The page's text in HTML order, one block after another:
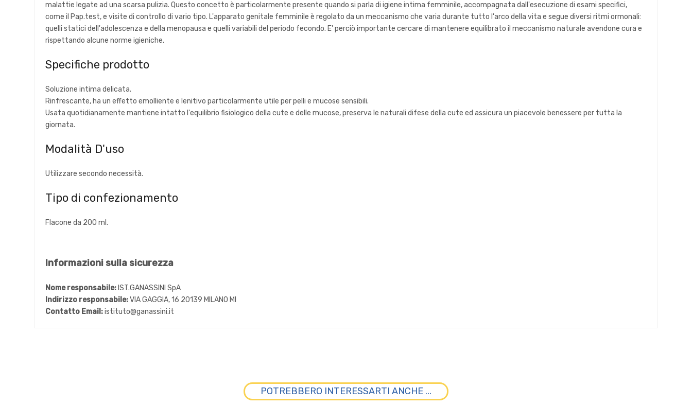
malattie legate ad una scarsa pulizia. Questo concetto è particolarmente presente quando si parla di igiene intima femminile, accompagnata dall'esecuzione di esami specifici,
come il Pap.test, e visite di controllo di vario tipo. L'apparato genitale femminile è regolato da un meccanismo che varia durante tutto l'arco della vita e segue diversi ritmi ormonali:
quelli statici dell'adolescenza e della menopausa e quelli variabili del periodo fecondo. E' perciò importante cercare di mantenere equilibrato il meccanismo naturale avendone cura e
rispettando alcune norme igieniche.
Specifiche prodotto
Soluzione intima delicata.
Rinfrescante, ha un effetto emolliente e lenitivo particolarmente utile per pelli e mucose sensibili.
Usata quotidianamente mantiene intatto l'equilibrio fisiologico della cute e delle mucose, preserva le naturali difese della cute ed assicura un piacevole benessere per tutta la
giornata.
Modalità D'uso
Utilizzare secondo necessità.
Tipo di confezionamento
Flacone da 200 ml.
Informazioni sulla sicurezza
Nome responsabile: IST.GANASSINI SpA
Indirizzo responsabile:VIA GAGGIA, 16 20139 MILANO MI
Contatto Email:istituto@ganassini.it
POTREBBERO INTERESSARTI ANCHE ...